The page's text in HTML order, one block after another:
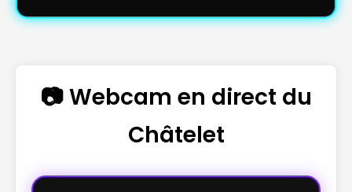
📷 Webcam en direct du
Châtelet